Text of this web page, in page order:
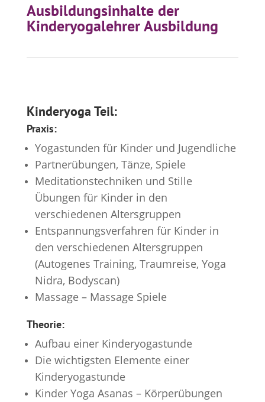
Ausbildungsinhalte der
Kinderyogalehrer Ausbildung
Kinderyoga Teil:
Praxis:
Yogastunden für Kinder und Jugendliche
Partnerübungen, Tänze, Spiele
Meditationstechniken und Stille
Übungen für Kinder in den
verschiedenen Altersgruppen
Entspannungsverfahren für Kinder in
den verschiedenen Altersgruppen
(Autogenes Training, Traumreise, Yoga
Nidra, Bodyscan)
Massage – Massage Spiele
Theorie:
Aufbau einer Kinderyogastunde
Die wichtigsten Elemente einer
Kinderyogastunde
Kinder Yoga Asanas – Körperübungen